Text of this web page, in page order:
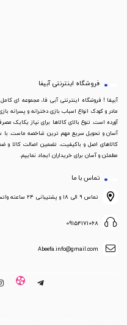
فروشگاه اینترنتی آبیفا
آبیفا ! فروشگاه اینترنتی آبی فا، مجموعه ای
مادر و کودک انواع اسباب بازی دخترانه و
آورده است. تنوع بالای کالاها برای نیاز یکایک
آسان و تحویل سریع مهم ترین شاخصه ماست. با
مطمئن و آسان برای خریداران ایجاد نماییم.
تماس با ما
تماس ۹ الی ۱۸ و پشتیبانی ۲۴ ساعته واتساپ
09154171068
Abeefa.info@gmail.com